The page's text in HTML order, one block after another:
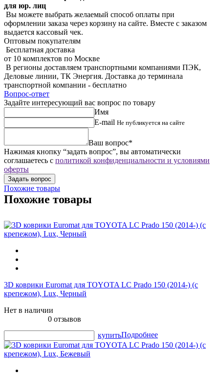
для юр. лиц
Вы можете выбрать желаемый способ оплаты при
оформлении заказа через корзину на сайте. Вместе с заказом
выдается кассовый чек.
Оптовым покупателям
Бесплатная доставка
от 10 комплектов по Москве
В регионы доставляем транспортными компаниями ПЭК,
Деловые линии, ТК Энергия. Доставка до терминала
транспортной компании - бесплатно
Вопрос-ответ
Задайте интересующий вас вопрос по товару
Имя
E-mail Не публикуется на сайте
Ваш вопрос*
Нажимая кнопку “задать вопрос”, вы автоматически
соглашаетесь с политикой конфиденциальности и условиями
оферты
Похожие товары
Похожие товары
3D коврики Euromat для TOYOTA LС Prado 150 (2014-) (с
крепежом), Lux, Черный
Нет в наличии
0 отзывов
купитьПодробнее